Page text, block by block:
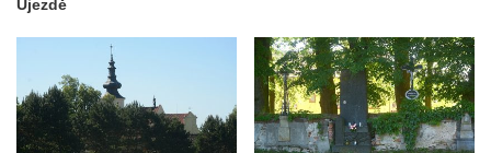
Kunraticích u Šluknova
Kříž naproti domu čp. 34 v Kunraticích u
Šluknova
Kříž u polní cesty mezi Šluknovem a
Újezdě